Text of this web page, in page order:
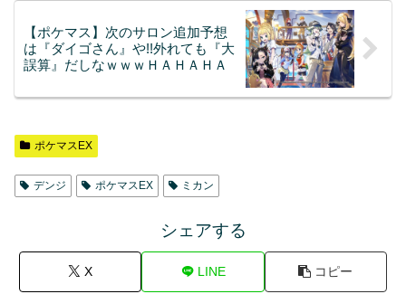
【ポケマス】次のサロン追加予想
は『ダイゴさん』や!!外れても『大
誤算』だしなｗｗｗＨＡＨＡＨＡ
ポケマスEX
デンジ ポケマスEX ミカン
シェアする
X LINE コピー